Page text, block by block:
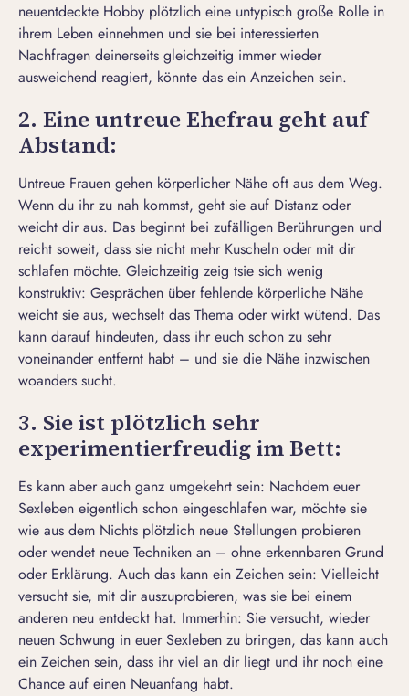
neuentdeckte Hobby plötzlich eine untypisch große Rolle in
ihrem Leben einnehmen und sie bei interessierten
Nachfragen deinerseits gleichzeitig immer wieder
ausweichend reagiert, könnte das ein Anzeichen sein.
2. Eine untreue Ehefrau geht auf
Abstand:
Untreue Frauen gehen körperlicher Nähe oft aus dem Weg.
Wenn du ihr zu nah kommst, geht sie auf Distanz oder
weicht dir aus. Das beginnt bei zufälligen Berührungen und
reicht soweit, dass sie nicht mehr Kuscheln oder mit dir
schlafen möchte. Gleichzeitig zeig tsie sich wenig
konstruktiv: Gesprächen über fehlende körperliche Nähe
weicht sie aus, wechselt das Thema oder wirkt wütend. Das
kann darauf hindeuten, dass ihr euch schon zu sehr
voneinander entfernt habt – und sie die Nähe inzwischen
woanders sucht.
3. Sie ist plötzlich sehr
experimentierfreudig im Bett:
Es kann aber auch ganz umgekehrt sein: Nachdem euer
Sexleben eigentlich schon eingeschlafen war, möchte sie
wie aus dem Nichts plötzlich neue Stellungen probieren
oder wendet neue Techniken an – ohne erkennbaren Grund
oder Erklärung. Auch das kann ein Zeichen sein: Vielleicht
versucht sie, mit dir auszuprobieren, was sie bei einem
anderen neu entdeckt hat. Immerhin: Sie versucht, wieder
neuen Schwung in euer Sexleben zu bringen, das kann auch
ein Zeichen sein, dass ihr viel an dir liegt und ihr noch eine
Chance auf einen Neuanfang habt.